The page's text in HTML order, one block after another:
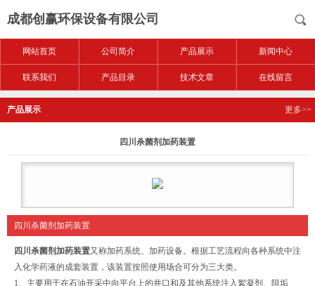
成都创赢环保设备有限公司
网站首页 公司简介 产品展示 新闻中心
联系我们 产品目录 技术文章 在线留言
产品展示 更多>>
四川杀菌剂加药装置
四川杀菌剂加药装置
四川杀菌剂加药装置又称加药系统、加药设备。根据工艺流程向各种系统中注
入化学药液的成套装置，该装置按照使用场合可分为三大类。
1、主要用于在石油开采中向平台上的井口和及其他系统注入絮凝剂、阻垢